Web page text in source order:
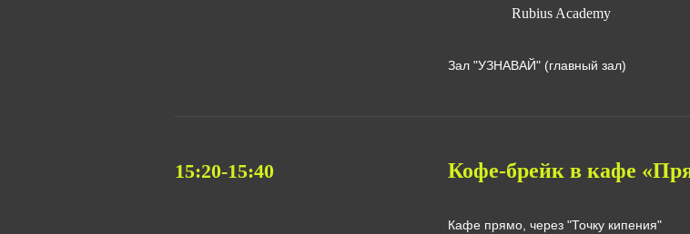
Rubius Academy
Зал "УЗНАВАЙ" (главный зал)
15:20-15:40 Кофе-брейк в кафе
Кафе прямо, через "Точку кипения"